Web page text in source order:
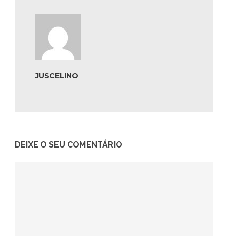
JUSCELINO
DEIXE O SEU COMENTÁRIO